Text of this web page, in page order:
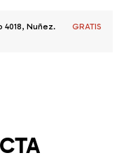
4018, Nuñez.
GRATIS